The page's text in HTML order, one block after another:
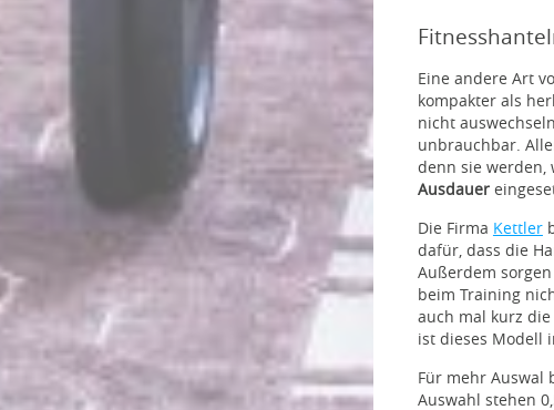
Eine andere Art
kompakter als
nicht
unbrauchbar.
denn sie werden,
Ausdauer
Die Firma Kettler
dafür, dass die
Außerdem
beim Training
auch mal kurz
ist dieses Modell
Für mehr Auswal
Auswahl stehen